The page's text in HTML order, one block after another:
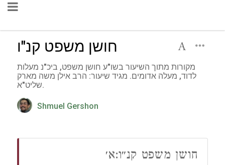
חושן משפט קנ"ו
מקורות מתוך השיעור בשו"ע חושן משפט, ביכ"נ מעלות
לדוד, מעלה אדומים. מגיד שיעור: הרב אילן משה מארק
שליט"א.
Shmuel Gershon
חושן משפט קנ״ו:א׳